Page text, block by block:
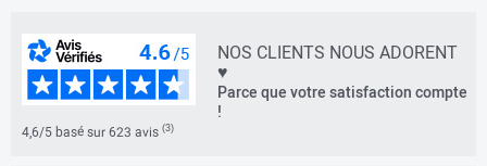
NOS CLIENTS NOUS ADORENT
♥
Parce que votre satisfaction compte
!
4,6/5 basé sur 623 avis (3)